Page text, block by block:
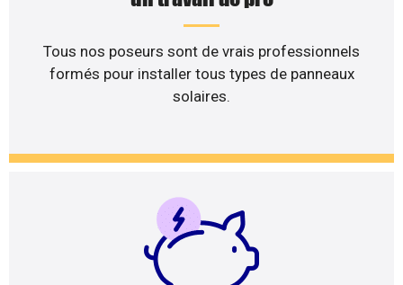
Tous nos poseurs sont de vrais professionnels
formés pour installer tous types de panneaux
solaires.